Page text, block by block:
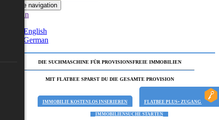
Toggle navigation
German
English
German
DIE SUCHMASCHINE FÜR PROVISIONSFREIE IMMOBILIEN
MIT FLATBEE SPARST DU DIE GESAMTE PROVISION
IMMOBILIE KOSTENLOS INSERIEREN FLATBEE PLUS+ ZUGANG
IMMOBILIENSUCHE STARTEN